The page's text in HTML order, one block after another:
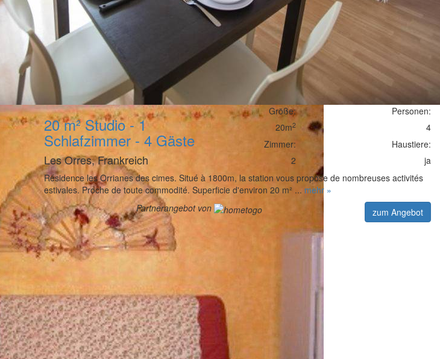
20 m² Studio - 1
Schlafzimmer - 4 Gäste
Les Orres, Frankreich
Größe:
20m2
Zimmer:
2
Personen:
4
Haustiere:
ja
Résidence les Orrianes des cimes. Situé à 1800m, la station vous propose de nombreuses activités
estivales. Proche de toute commodité. Superficie d'environ 20 m² ... mehr »
Partnerangebot von
zum Angebot